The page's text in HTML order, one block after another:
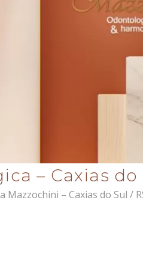
– Caxias do
– Caxias do Sul /